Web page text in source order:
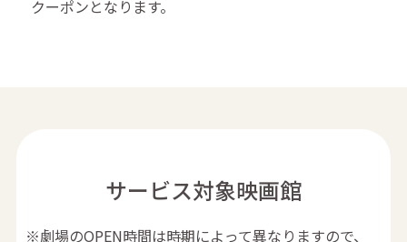
クーポンとなります。
サービス対象映画館
※劇場のOPEN時間は時期によって異なりますので、